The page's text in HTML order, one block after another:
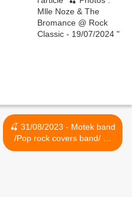
🍒 31/08/2023 - Motek band
/Pop rock covers band/ @
Rock Classic - 55, rue